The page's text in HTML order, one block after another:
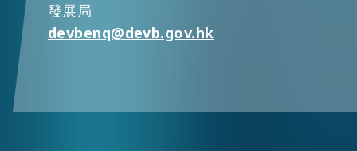
發展局
devbenq@devb.gov.hk